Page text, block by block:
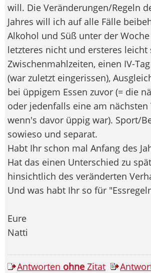
will. Die Veränderungen/Regeln
Jahres will ich auf alle Fälle
Alkohol und Süß unter der
letzteres nicht und ersteres leicht
Zwischenmahlzeiten, einen IV-
(war zuletzt eingerissen),
bei üppigem Essen zuvor (= die
oder jedenfalls eine am nächsten
wenn's davor üppig war). Sport/
sowieso und separat.
Habt Ihr schon mal Anfang des
Hat das einen Unterschied zu
hinsichtlich des veränderten
Und was habt Ihr so für
Eure
Natti
Antworten ohne Zitat